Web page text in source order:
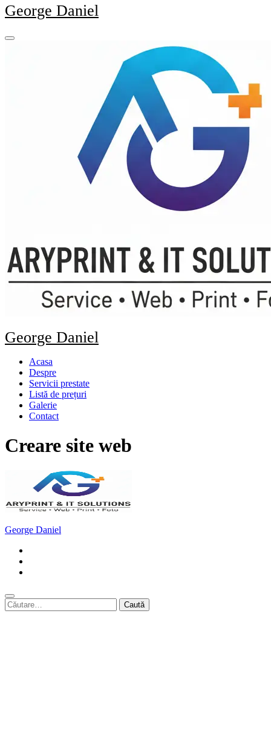
George Daniel
George Daniel
Acasa
Despre
Servicii prestate
Listă de prețuri
Galerie
Contact
Creare site web
George Daniel
Caută
după: